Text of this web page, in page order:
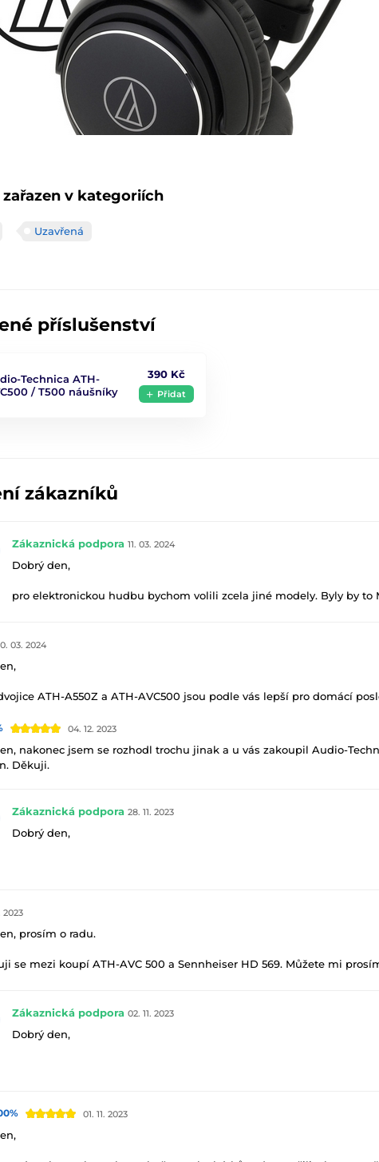
v kategoriích
Uzavřená
příslušenství
Technica ATH-
/ T500 náušníky
390 Kč
Přidat
zákazníků
Zákaznická podpora 11. 03. 2024
Dobrý den,
pro elektronickou hudbu bychom volili zcela jiné modely. Byly by to
https://www.audigo.cz/Sluchatka/Profesionalni/Audio-Technica-ATH-
https://www.audigo.cz/Sluchatka/Kolem-usi/Meze-99-Neo-Black-
Audigo
03. 2024
ATH-A550Z a ATH-AVC500 jsou podle vás lepší pro domácí
04. 12. 2023
nakonec jsem se rozhodl trochu jinak a u vás zakoupil Audio-
Děkuji.
Zákaznická podpora 28. 11. 2023
Dobrý den,
vybuzení. V každém případě bude použití zesilovače DX1 posune
2023
prosím o radu.
se mezi koupí ATH-AVC 500 a Sennheiser HD 569. Můžete mi
Zákaznická podpora 02. 11. 2023
Dobrý den,
01. 11. 2023